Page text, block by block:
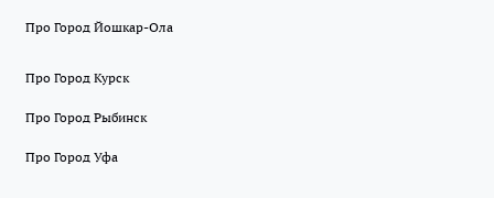
Про Город Йошкар-Ола
Про Город Курск
Про Город Рыбинск
Про Город Уфа